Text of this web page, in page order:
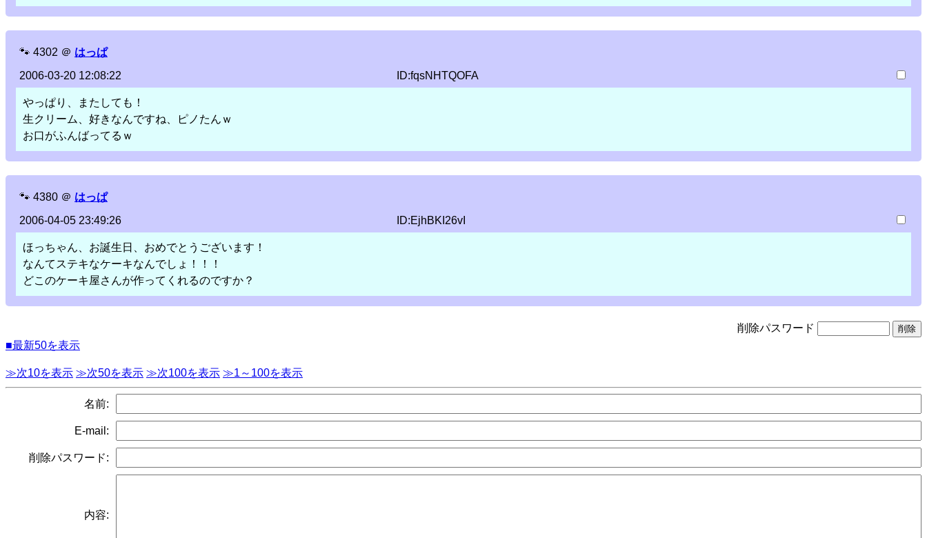
🐾 4302 ＠ はっぱ
2006-03-20 12:08:22
ID:fqsNHTQOFA
やっぱり、またしても！
生クリーム、好きなんですね、ピノたんｗ
お口がふんばってるｗ
🐾 4380 ＠ はっぱ
2006-04-05 23:49:26
ID:EjhBKI26vI
ほっちゃん、お誕生日、おめでとうございます！
なんてステキなケーキなんでしょ！！！
どこのケーキ屋さんが作ってくれるのですか？
削除パスワード
■最新50を表示
≫次10を表示 ≫次50を表示 ≫次100を表示 ≫1～100を表示
名前:
E-mail:
削除パスワード:
内容: